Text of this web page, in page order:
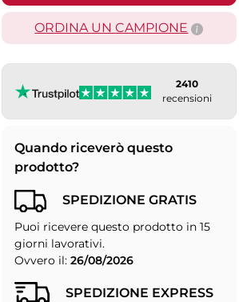
ORDINA UN CAMPIONE
2410
recensioni
Quando riceverò questo
prodotto?
SPEDIZIONE GRATIS
Puoi ricevere questo prodotto in 15
giorni lavorativi.
Ovvero il: 26/08/2026
SPEDIZIONE EXPRESS